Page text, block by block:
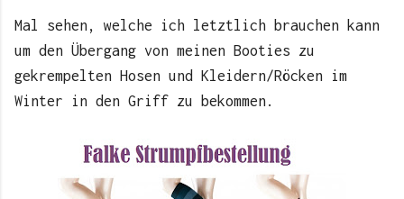
Mal sehen, welche ich letztlich brauchen kann
um den Übergang von meinen Booties zu
gekrempelten Hosen und Kleidern/Röcken im
Winter in den Griff zu bekommen.